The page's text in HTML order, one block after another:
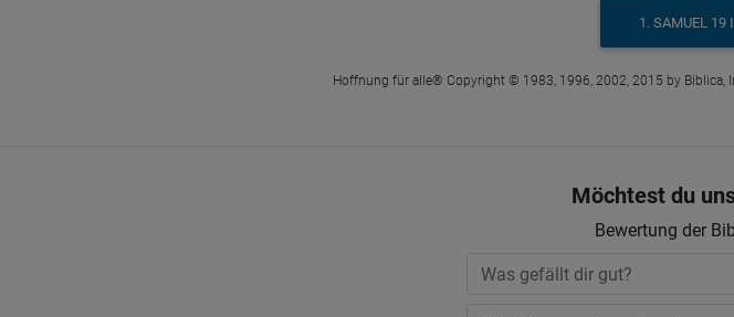
1. SAMUEL 19
Hoffnung für alle® Copyright © 1983, 1996, 2002, 2015 by
Möchtest du
Bewertung der